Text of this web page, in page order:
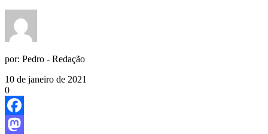
por: Pedro - Redação
10 de janeiro de 2021
0
Facebook